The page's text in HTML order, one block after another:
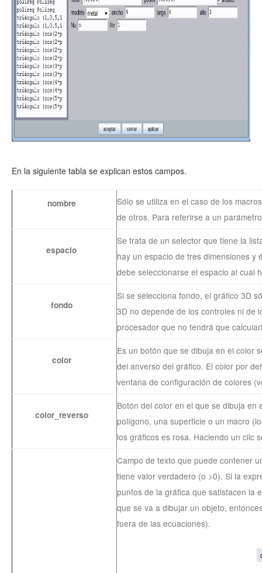
En la siguiente tabla se explican estos campos.
nombre
Sólo se utiliza en el caso de los
de otros. Para referirse a un
espacio
Se trata de un selector que tiene la
hay un espacio de tres dimensiones
debe seleccionarse el espacio al cual
fondo
Si se selecciona fondo, el gráfico 3D
3D no depende de los controles ni de
procesador que no tendrá que
color
Es un botón que se dibuja en el color
del anverso del gráfico. El color por
ventana de configuración de colores
color_reverso
Botón del color en el que se dibuja
polígono, una superficie o un macro
los gráficos es rosa. Haciendo un clic
Campo de texto que puede contener
tiene valor verdadero (o >0). Si la
puntos de la gráfica que satisfacen la
que se va a dibujar un objeto,
fuera de las ecuaciones).